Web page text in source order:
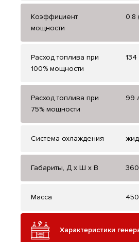
Коэффициент
мощности
0.8
Расход топлива при
100% мощности
134
Расход топлива при
75% мощности
99
Система охлаждения
Габариты, Д x Ш x В
Масса
Характеристики